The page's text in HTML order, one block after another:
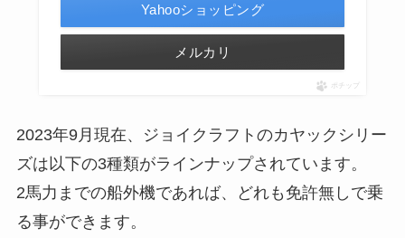
Yahooショッピング
メルカリ
ポチップ
2023年9月現在、ジョイクラフトのカヤックシリー
ズは以下の3種類がラインナップされています。
2馬力までの船外機であれば、どれも免許無しで乗
る事ができます。